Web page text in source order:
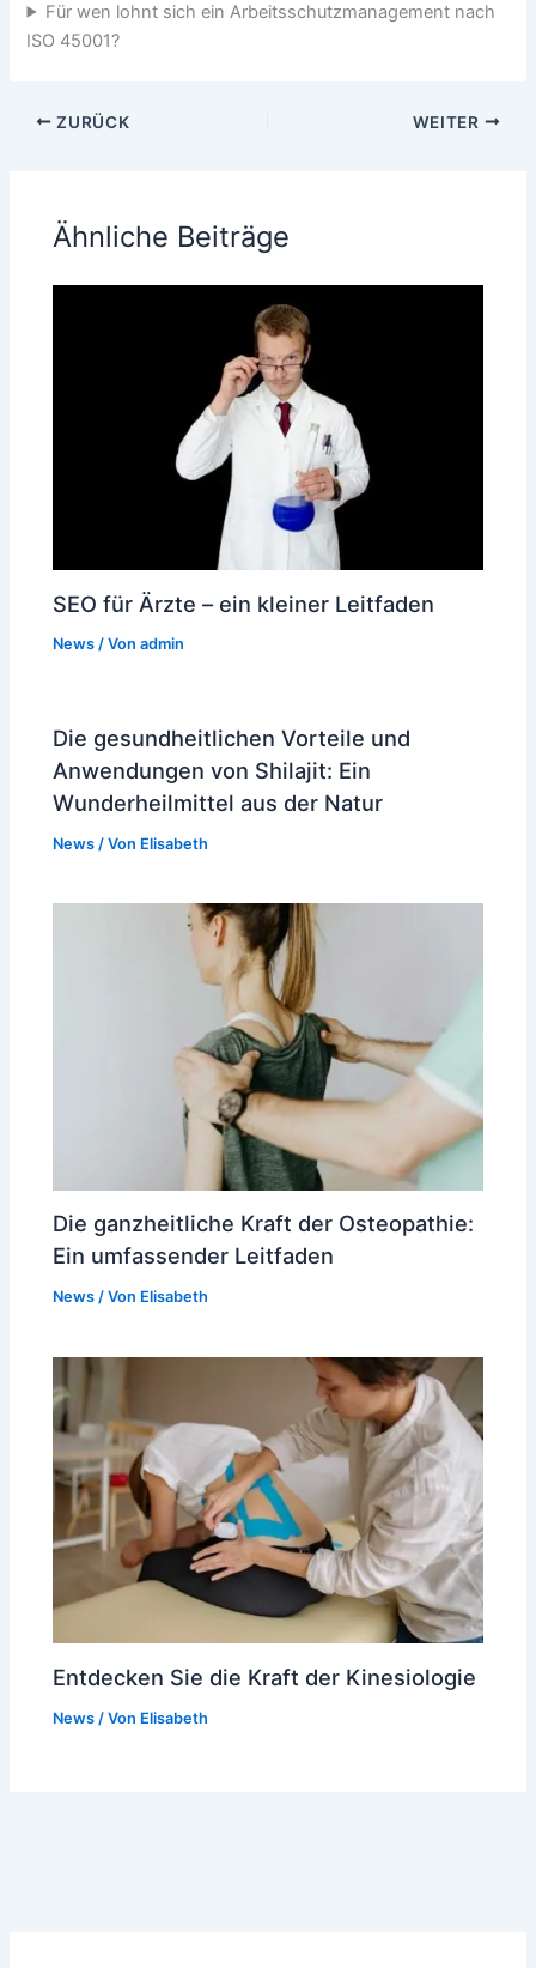
Für wen lohnt sich ein Arbeitsschutzmanagement nach
ISO 45001?
ZURÜCK WEITER
Ähnliche Beiträge
SEO für Ärzte – ein kleiner Leitfaden
News / Vonadmin
Die gesundheitlichen Vorteile und
Anwendungen von Shilajit: Ein
Wunderheilmittel aus der Natur
News / Von Elisabeth
Die ganzheitliche Kraft der Osteopathie:
Ein umfassender Leitfaden
News / Von Elisabeth
Entdecken Sie die Kraft der Kinesiologie
News / Von Elisabeth